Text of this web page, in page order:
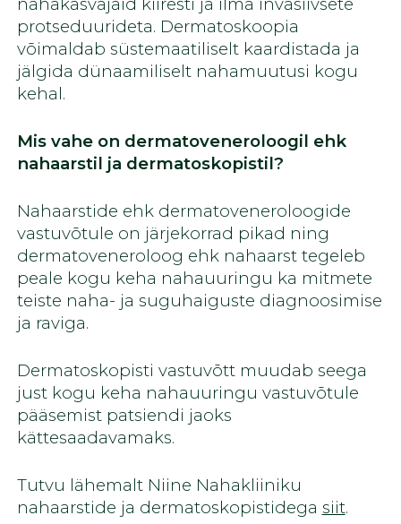
nahakasvajaid kiiresti ja ilma invasiivsete
protseduurideta. Dermatoskoopia
võimaldab süstemaatiliselt kaardistada ja
jälgida dünaamiliselt nahamuutusi kogu
kehal.
Mis vahe on dermatoveneroloogil ehk
nahaarstil ja dermatoskopistil?
Nahaarstide ehk dermatoveneroloogide
vastuvõtule on järjekorrad pikad ning
dermatoveneroloog ehk nahaarst tegeleb
peale kogu keha nahauuringu ka mitmete
teiste naha- ja suguhaiguste diagnoosimise
ja raviga.
Dermatoskopisti vastuvõtt muudab seega
just kogu keha nahauuringu vastuvõtule
pääsemist patsiendi jaoks
kättesaadavamaks.
Tutvu lähemalt Niine Nahakliiniku
nahaarstide ja dermatoskopistidega siit.